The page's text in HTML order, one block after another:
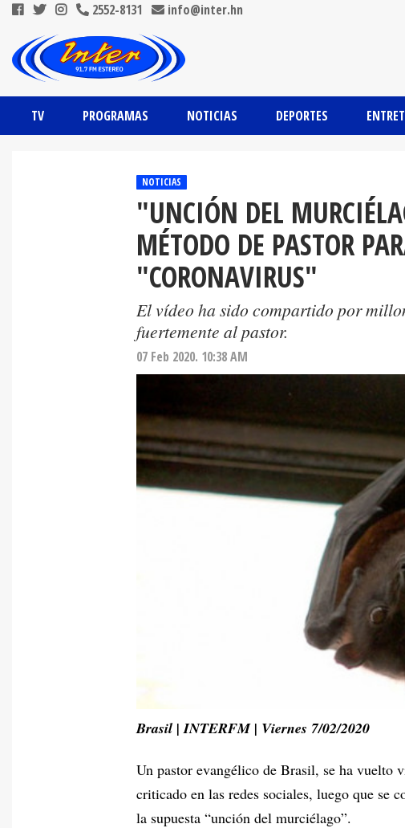
2552-8131 info@inter.hn
TV PROGRAMAS NOTICIAS DEPORTES
NOTICIAS
"UNCIÓN DEL
MÉTODO DE PASTOR
"CORONAVIRUS"
El vídeo ha sido compartido por
fuertemente al pastor.
07 Feb 2020. 10:38 AM
Brasil | INTERFM | Viernes 7/02/2020
Un pastor evangélico de Brasil, se ha vuelto
criticado en las redes sociales, luego que se
la supuesta “unción del murciélago”.